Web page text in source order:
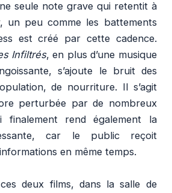
seule note grave qui retentit à
un peu comme les battements
est créé par cette cadence.
Infiltrés, en plus d’une musique
s’ajoute le bruit des
de nourriture. Il s’agit
perturbée par de nombreux
finalement rend également la
car le public reçoit
en même temps.
deux films, dans la salle de